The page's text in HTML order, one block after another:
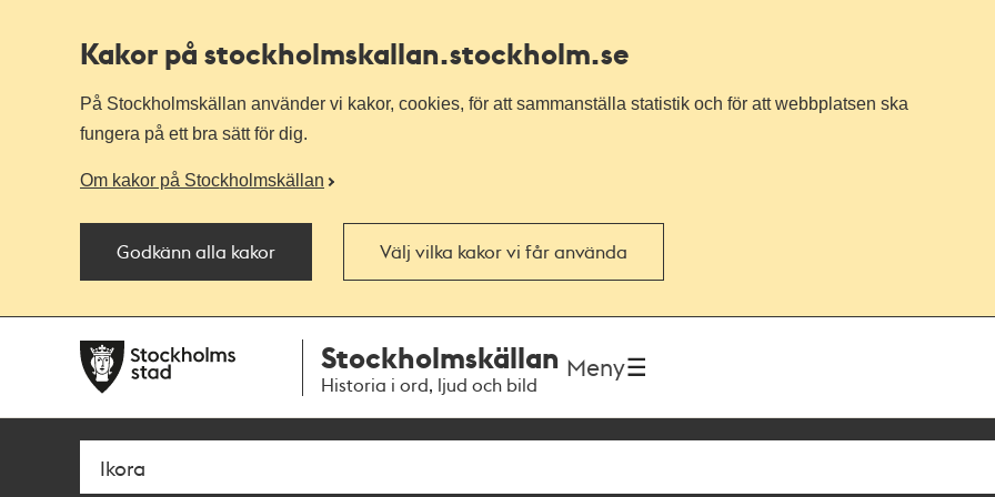
Kakor på stockholmskallan.stockholm.se
På Stockholmskällan använder vi kakor, cookies, för att sammanställa statistik och för att webbplatsen ska
fungera på ett bra sätt för dig.
Om kakor på Stockholmskällan
Godkänn alla kakor Välj vilka kakor vi får använda
navigationen
huvudinnehållet
Stockholmskällan
Historia i ord, ljud och bild
Meny
Sök